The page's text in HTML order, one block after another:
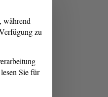
während
zu
Sie für